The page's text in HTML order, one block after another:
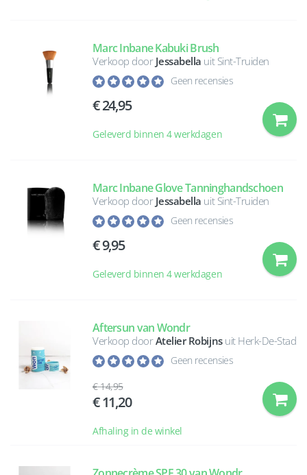
Marc Inbane Kabuki Brush
Verkoop door Jessabella uit Sint-Truiden
Geen recensies
24,95
Geleverd binnen 4 werkdagen
Marc Inbane Glove Tanninghandschoen
Verkoop door Jessabella uit Sint-Truiden
Geen recensies
9,95
Geleverd binnen 4 werkdagen
Aftersun van Wondr
Verkoop doorAtelier Robijnsuit Herk-De-Stad
Geen recensies
14,95
11,20
Afhaling in de winkel